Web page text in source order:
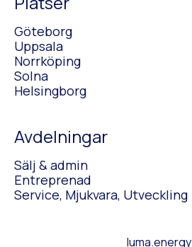
Göteborg
Uppsala
Norrköping
Solna
Helsingborg
Avdelningar
Sälj & admin
Entreprenad
Service, Mjukvara, Utveckling
luma.energy